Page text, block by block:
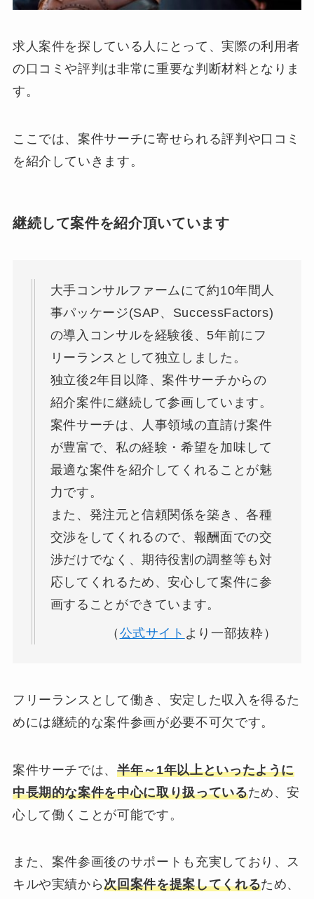
求人案件を探している人にとって、実際の利用者
の口コミや評判は非常に重要な判断材料となりま
す。
ここでは、案件サーチに寄せられる評判や口コミ
を紹介していきます。
継続して案件を紹介頂いています
大手コンサルファームにて約10年間人
事パッケージ(SAP、SuccessFactors)
の導入コンサルを経験後、5年前にフ
リーランスとして独立しました。
独立後2年目以降、案件サーチからの
紹介案件に継続して参画しています。
案件サーチは、人事領域の直請け案件
が豊富で、私の経験・希望を加味して
最適な案件を紹介してくれることが魅
力です。
また、発注元と信頼関係を築き、各種
交渉をしてくれるので、報酬面での交
渉だけでなく、期待役割の調整等も対
応してくれるため、安心して案件に参
画することができています。
（ 公式サイト より一部抜粋）
フリーランスとして働き、安定した収入を得るた
めには継続的な案件参画が必要不可欠です。
案件サーチでは、半年～1年以上といったように
中長期的な案件を中心に取り扱っているため、安
心して働くことが可能です。
また、案件参画後のサポートも充実しており、ス
キルや実績から次回案件を提案してくれるため、